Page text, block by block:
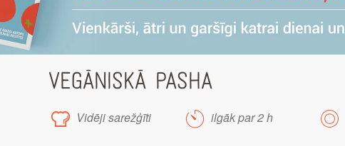
VEGĀNISKĀ PASHA
Vidēji sarežģīti ilgāk par 2 h